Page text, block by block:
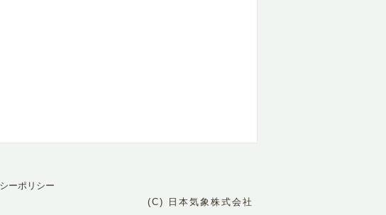
ーポリシー
(C) 日本気象株式会社